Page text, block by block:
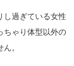
し過ぎている女性
ちゃり体型以外の
。